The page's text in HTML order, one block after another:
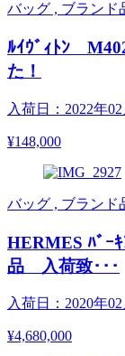
バッグ , ブランド
ﾙｲｳﾞｨﾄﾝ
た！
入荷日：2022年02
¥148,000
バッグ , ブランド
HERMES ﾊﾞｰ
品 入荷致･･･
入荷日：2020年02
¥4,680,000